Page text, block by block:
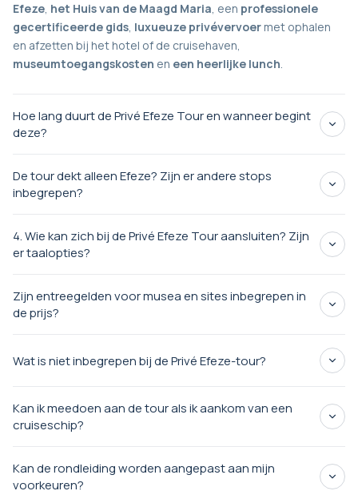
Efeze, het Huis van de Maagd Maria, een professionele
gecertificeerde gids, luxueuze privévervoer met ophalen
en afzetten bij het hotel of de cruisehaven,
museumtoegangskosten en een heerlijke lunch.
Hoe lang duurt de Privé Efeze Tour en wanneer begint
deze?
De tour dekt alleen Efeze? Zijn er andere stops
inbegrepen?
huis van
de Maagd Maria
4. Wie kan zich bij de Privé Efeze Tour aansluiten? Zijn
er taalopties?
taal opties
Engels,
Spaans, Frans, Italiaans, Portugees, Chinees en
Zijn entreegelden voor musea en sites inbegrepen in
de prijs?
Efeze en het Huis van de
Wat is niet inbegrepen bij de Privé Efeze-tour?
dranken persoonlijke uitgaven optionele activiteiten
Kan ik meedoen aan de tour als ik aankom van een
cruiseschip?
cruiseterminal
Kan de rondleiding worden aangepast aan mijn
voorkeuren?